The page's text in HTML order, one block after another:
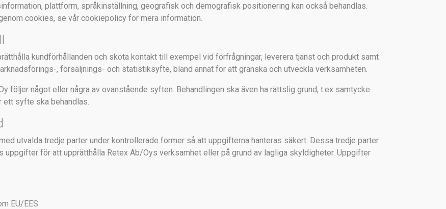
plattform, språkinställning, geografisk och demografisk positionering kan också behandlas.
cookies, se vår cookiepolicy för mera information.
kundförhållanden och sköta kontakt till exempel vid förfrågningar, leverera tjänst och produkt samt
, försäljnings- och statistiksyfte, bland annat för att granska och utveckla verksamheten.
följer något eller några av ovanstående syften. Behandlingen ska även ha rättslig grund, t.ex samtycke
syfte ska behandlas.
utvalda tredje parter under kontrollerade former så att uppgifterna hanteras säkert. Dessa tredje parter
uppgifter för att upprätthålla Retex Ab/Oys verksamhet eller på grund av lagliga skyldigheter. Uppgifter
EU/EES.